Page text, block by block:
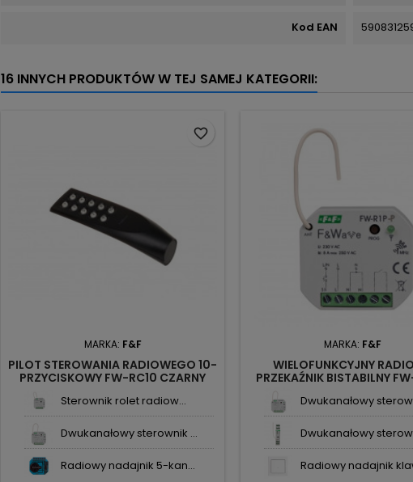
Kod EAN
16 INNYCH PRODUKTÓW W TEJ SAMEJ KATEGORII:
MARKA: F&F
PILOT STEROWANIA RADIOWEGO 10-
PRZYCISKOWY FW-RC10 CZARNY
Sterownik rolet radiow...
Dwukanałowy sterownik ...
Radiowy nadajnik 5-kan...
favorite_border
MARKA: F&F
WIELOFUNKCYJNY
PRZEKAŹNIK BISTABILNY
Dwukanałowy
Dwukanałowy
Radiowy nadajnik